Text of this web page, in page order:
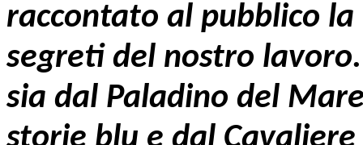
raccontato al pubblico
segreti del nostro
sia dal Paladino del